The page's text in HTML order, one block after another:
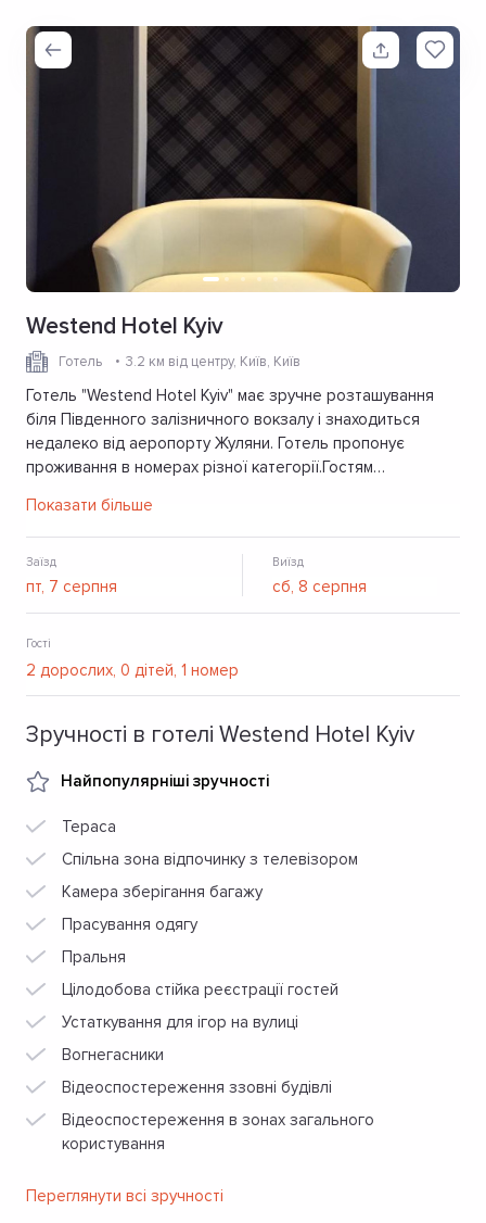
Westend Hotel Kyiv
Готель 3.2 км від центру, Київ, Київ
Готель "Westend Hotel Kyiv" має зручне розташування
біля Південного залізничного вокзалу і знаходиться
недалеко від аеропорту Жуляни. Готель пропонує
проживання в номерах різної категорії.Гостям
(номери Люкс) або в бюджетних номерах зі зручностями
на поверсі по системі проживання в хостелі.
Показати більше
Заїзд Виїзд
Гості
Зручності в готелі Westend Hotel Kyiv
Найпопулярніші зручності
Тераса
Спільна зона відпочинку з телевізором
Камера зберігання багажу
Прасування одягу
Пральня
Цілодобова стійка реєстрації гостей
Устаткування для ігор на вулиці
Вогнегасники
Відеоспостереження ззовні будівлі
Відеоспостереження в зонах загального
користування
Переглянути всі зручності